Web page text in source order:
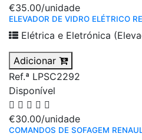
€35.00/unidade
ELEVADOR DE VIDRO ELÉTRICO
Elétrica e Eletrónica
Adicionar
Ref.ª LPSC2292
Disponível
€30.00/unidade
COMANDOS DE SOFAGEM